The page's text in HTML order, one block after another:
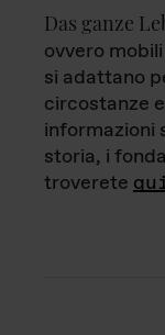
Das ganze
ovvero
si adattano
circostanze
informazioni
storia, i
troverete